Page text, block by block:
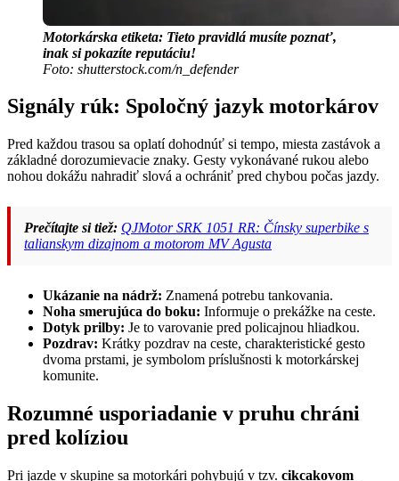
Motorkárska etiketa: Tieto pravidlá musíte poznať,
inak si pokazíte reputáciu!
Foto: shutterstock.com/n_defender
Signály rúk: Spoločný jazyk motorkárov
Pred každou trasou sa oplatí dohodnúť si tempo, miesta zastávok a
základné dorozumievacie znaky. Gesty vykonávané rukou alebo
nohou dokážu nahradiť slová a ochrániť pred chybou počas jazdy.
Prečítajte si tiež: QJMotor SRK 1051 RR: Čínsky superbike s
talianskym dizajnom a motorom MV Agusta
Ukázanie na nádrž: Znamená potrebu tankovania.
Noha smerujúca do boku: Informuje o prekážke na ceste.
Dotyk prilby: Je to varovanie pred policajnou hliadkou.
Pozdrav: Krátky pozdrav na ceste, charakteristické gesto
dvoma prstami, je symbolom príslušnosti k motorkárskej
komunite.
Rozumné usporiadanie v pruhu chráni
pred kolíziou
Pri jazde v skupine sa motorkári pohybujú v tzv. cikcakovom